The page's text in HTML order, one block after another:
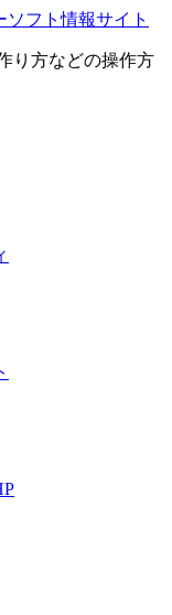
ソフト情報サイト
り方などの操作方